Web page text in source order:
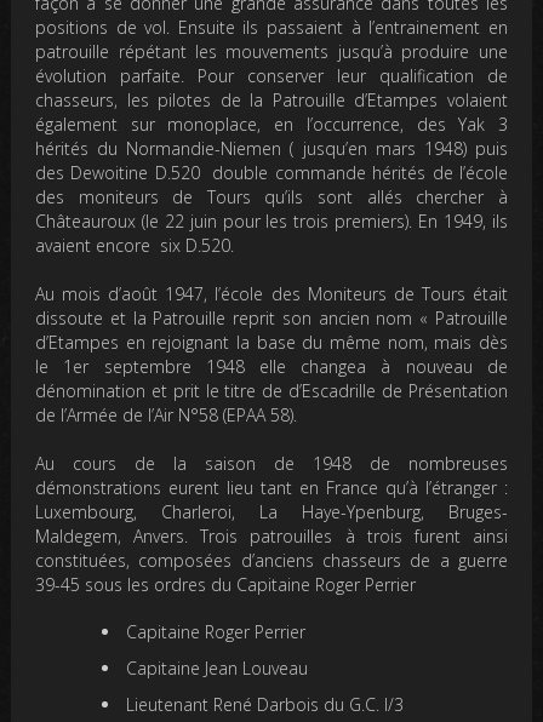
positions de vol. Ensuite ils passaient à l’entrainement en
patrouille répétant les mouvements jusqu’à produire une
évolution parfaite. Pour conserver leur qualification de
chasseurs, les pilotes de la Patrouille d’Etampes volaient
également sur monoplace, en l’occurrence, des Yak 3
hérités du Normandie-Niemen ( jusqu’en mars 1948) puis
des Dewoitine D.520 double commande hérités de l’école
des moniteurs de Tours qu’ils sont allés chercher à
Châteauroux (le 22 juin pour les trois premiers). En 1949, ils
avaient encore six D.520.
Au mois d’août 1947, l’école des Moniteurs de Tours était
dissoute et la Patrouille reprit son ancien nom « Patrouille
d’Etampes en rejoignant la base du même nom, mais dès
le 1er septembre 1948 elle changea à nouveau de
dénomination et prit le titre de d’Escadrille de Présentation
de l’Armée de l’Air N°58 (EPAA 58).
Au cours de la saison de 1948 de nombreuses
démonstrations eurent lieu tant en France qu’à l’étranger :
Luxembourg, Charleroi, La Haye-Ypenburg, Bruges-
Maldegem, Anvers. Trois patrouilles à trois furent ainsi
constituées, composées d’anciens chasseurs de a guerre
39-45 sous les ordres du Capitaine Roger Perrier
Capitaine Roger Perrier
Capitaine Jean Louveau
Lieutenant René Darbois du G.C. I/3